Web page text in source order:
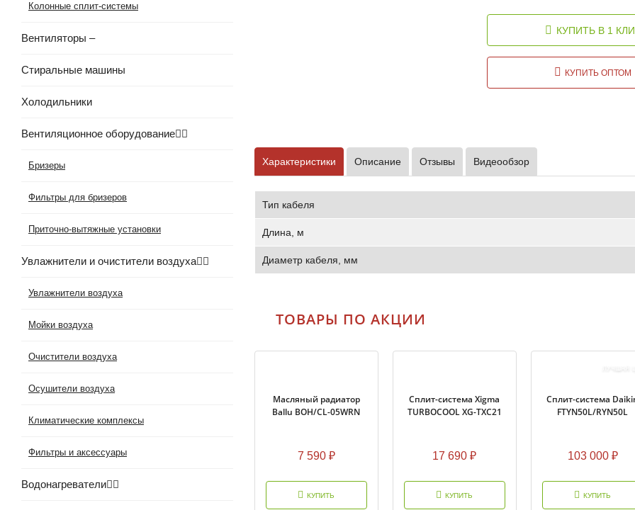
Колонные сплит-системы
Вентиляторы –
Стиральные машины
Холодильники
Вентиляционное оборудование
Бризеры
Фильтры для бризеров
Приточно-вытяжные установки
Увлажнители и очистители воздуха
Увлажнители воздуха
Мойки воздуха
Очистители воздуха
Осушители воздуха
Климатические комплексы
Фильтры и аксессуары
Водонагреватели
КУПИТЬ В 1
КУПИТЬ ОПТОМ
Характеристики Описание Отзывы Видеообзор
Тип кабеля
Длина, м
Диаметр кабеля, мм
ТОВАРЫ ПО АКЦИИ
Масляный радиатор
Ballu BOH/CL-05WRN
7 590₽
КУПИТЬ
Cплит-система Xigma
TURBOCOOL XG-TXC21
17 690 ₽
КУПИТЬ
Сплит-система
FTYN50L/RYN50L
103 000₽
КУПИТЬ